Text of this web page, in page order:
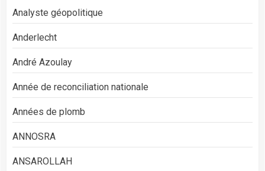
Analyste géopolitique
Anderlecht
André Azoulay
Année de reconciliation nationale
Années de plomb
ANNOSRA
ANSAROLLAH